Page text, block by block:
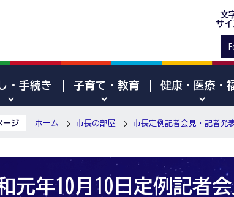
文
サ
・手続き 子育て・教育 健康・医療・
ージ ホーム 市長の部屋 市長定例記者会見・記者発
元年10月10日定例記者